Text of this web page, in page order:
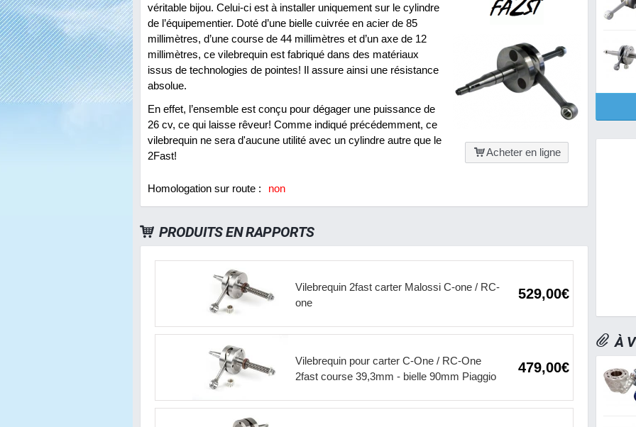
Acheter en ligne
véritable bijou. Celui-ci est à installer uniquement sur le cylindre
de l’équipementier. Doté d’une bielle cuivrée en acier de 85
millimètres, d’une course de 44 millimètres et d’un axe de 12
millimètres, ce vilebrequin est fabriqué dans des matériaux
issus de technologies de pointes! Il assure ainsi une résistance
absolue.
En effet, l’ensemble est conçu pour dégager une puissance de
26 cv, ce qui laisse rêveur! Comme indiqué précédemment, ce
vilebrequin ne sera d'aucune utilité avec un cylindre autre que le
2Fast!
Homologation sur route : non
PRODUITS EN RAPPORTS
Vilebrequin 2fast carter Malossi C-one / RC-
one
529,00€
Vilebrequin pour carter C-One / RC-One
2fast course 39,3mm - bielle 90mm Piaggio
479,00€
À